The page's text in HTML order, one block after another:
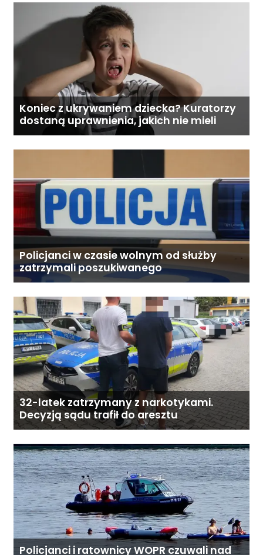
Koniec z ukrywaniem dziecka? Kuratorzy
dostaną uprawnienia, jakich nie mieli
Policjanci w czasie wolnym od służby
zatrzymali poszukiwanego
32-latek zatrzymany z narkotykami.
Decyzją sądu trafił do aresztu
Policjanci i ratownicy WOPR czuwali nad